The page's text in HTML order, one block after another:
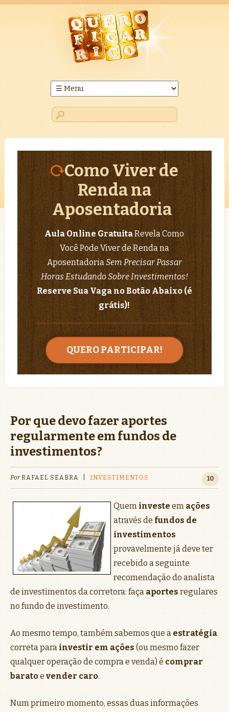
Como Viver de
Renda na
Aposentadoria
Aula Online GratuitaRevela Como
Você Pode Viver de Renda na
AposentadoriaSem Precisar Passar
Horas Estudando Sobre Investimentos!
Reserve Sua Vaga no Botão Abaixo (é
grátis)!
QUERO PARTICIPAR!
Por que devo fazer aportes
regularmente em fundos de
investimentos?
Por RAFAEL SEABRA INVESTIMENTOS 10
Quem investe em ações
através de fundos de
investimentos
provavelmente já deve ter
recebido a seguinte
recomendação do analista
de investimentos da corretora: faça aportes regulares
no fundo de investimento.
Ao mesmo tempo, também sabemos que a estratégia
correta para investir em ações (ou mesmo fazer
qualquer operação de compra e venda) é comprar
baratoe vender caro.
Num primeiro momento, essas duas informações